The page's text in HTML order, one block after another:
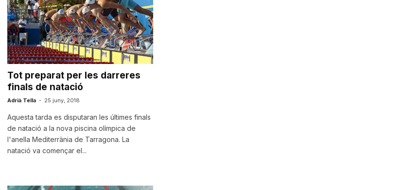
Tot preparat per les darreres
finals de natació
Adrià Tella - 25 juny, 2018
Aquesta tarda es disputaran les últimes finals
de natació a la nova piscina olímpica de
l'anella Mediterrània de Tarragona. La
natació va començar el...